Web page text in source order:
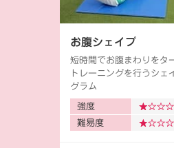
お腹シェイプ
短時間でお腹まわりをタ
トレーニングを行うシェ
グラム
強度
難易度